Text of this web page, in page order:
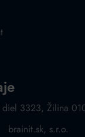
diel 3323, Žilina
brainit.sk, s.r.o.